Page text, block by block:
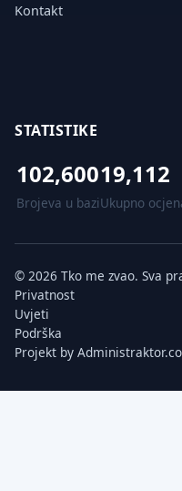
Kontakt
STATISTIKE
102,600
Brojeva u bazi
19,112
Ukupno
© 2026 Tko me zvao. Sva
Privatnost
Uvjeti
Podrška
Projekt by